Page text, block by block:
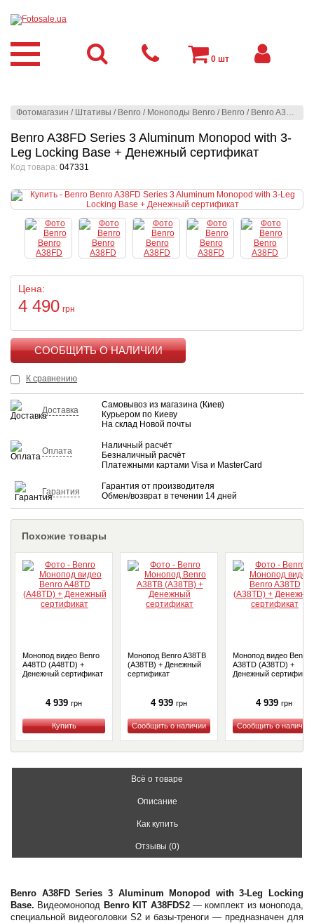
Фотомагазин / Штативы / Benro / Моноподы Benro / Benro / Benro A38FD Series 3 Aluminum Monopod with 3-Leg Locking Base + Денежный сертификат
Benro A38FD Series 3 Aluminum Monopod with 3-
Leg Locking Base + Денежный сертификат
Код товара: 047331
Цена:
4 490 грн
К сравнению
Доставка
Самовывоз из магазина (Киев)
Курьером по Киеву
На склад Новой почты
Оплата
Наличный расчёт
Безналичный расчёт
Платежными картами Visa и MasterCard
Гарантия
Гарантия от производителя
Обмен/возврат в течении 14 дней
Похожие товары
Монопод видео Benro
A48TD (A48TD) +
Денежный сертификат
4 939 грн
Купить
Монопод Benro A38TB
(A38TB) + Денежный
сертификат
4 939 грн
Купить
Монопод видео Benro
A38TD (A38TD) +
Денежный сертификат
4 939 грн
Купить
Всё о товаре
Описание
Как купить
Отзывы (0)
Benro A38FD Series 3 Aluminum Monopod with 3-Leg Locking
Base. Видеомонопод Benro KIT A38FDS2— комплект из монопода,
специальной видеоголовки S2 и базы-треноги — предназначен для
0 шт